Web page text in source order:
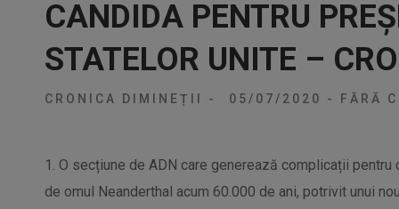
CANDIDA PENTRU
STATELOR UNITE –
CRONICA DIMINEȚII - 05/07/2020 - FĂRĂ
1. O secțiune de ADN care generează complicații
de omul Neanderthal acum 60.000 de ani, potrivit unui